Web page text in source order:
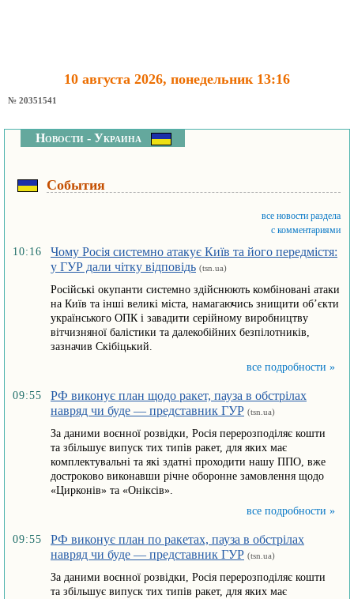
10 августа 2026, понедельник 13:16
№ 20351541
Новости - Украина
События
все новости раздела
с комментариями
10:16
Чому Росія системно атакує Київ та його передмістя:
у ГУР дали чітку відповідь (tsn.ua)
Російські окупанти системно здійснюють комбіновані атаки
на Київ та інші великі міста, намагаючись знищити об’єкти
українського ОПК і завадити серійному виробництву
вітчизняної балістики та далекобійних безпілотників,
зазначив Скібіцький.
все подробности »
09:55
РФ виконує план щодо ракет, пауза в обстрілах
навряд чи буде — представник ГУР (tsn.ua)
За даними воєнної розвідки, Росія перерозподіляє кошти
та збільшує випуск тих типів ракет, для яких має
комплектувальні та які здатні проходити нашу ППО, вже
достроково виконавши річне оборонне замовлення щодо
«Цирконів» та «Оніксів».
все подробности »
09:55
РФ виконує план по ракетах, пауза в обстрілах
навряд чи буде — представник ГУР (tsn.ua)
За даними воєнної розвідки, Росія перерозподіляє кошти
та збільшує випуск тих типів ракет, для яких має